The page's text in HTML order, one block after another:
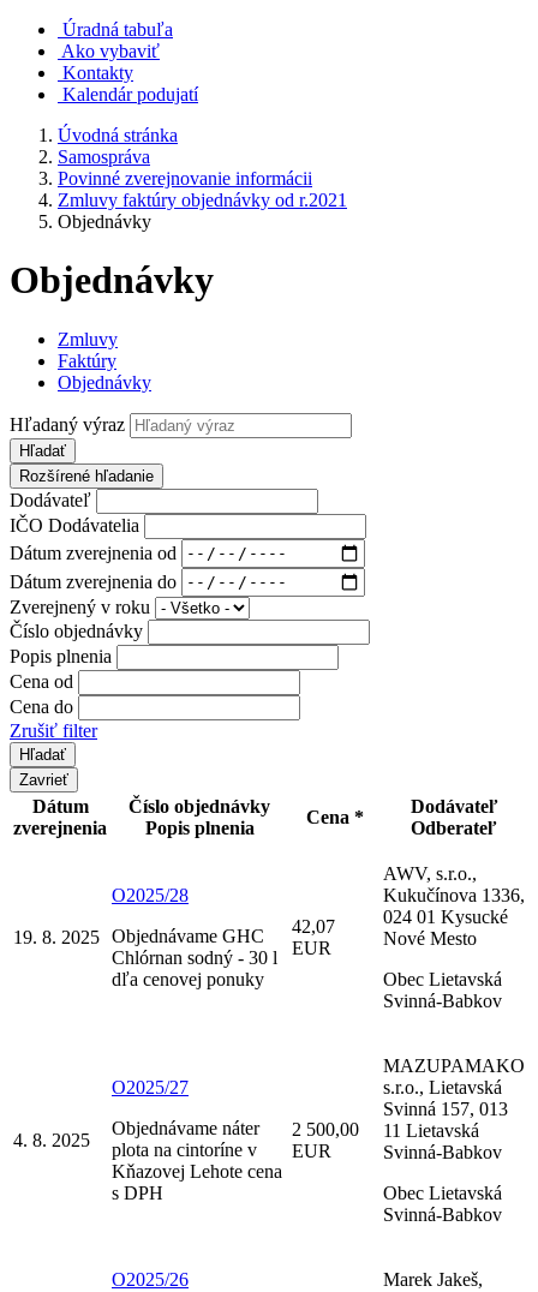
Úradná tabuľa
Ako vybaviť
Kontakty
Kalendár podujatí
Úvodná stránka
Samospráva
Povinné zverejnovanie informácii
Zmluvy faktúry objednávky od r.2021
Objednávky
Objednávky
Zmluvy
Faktúry
Objednávky
Hľadaný výraz
Hľadať
Rozšírené hľadanie
Dodávateľ
IČO Dodávatelia
Dátum zverejnenia od
Dátum zverejnenia do
Zverejnený v roku
Číslo objednávky
Popis plnenia
Cena od
Cena do
Zrušiť filter
Zavrieť
Dátum
zverejnenia
Číslo objednávky
Popis plnenia
Cena *
Dodávateľ
Odberateľ
19. 8. 2025
O2025/28
Objednávame GHC
Chlórnan sodný - 30 l
dľa cenovej ponuky
42,07
EUR
AWV, s.r.o.,
Kukučínova 1336,
024 01 Kysucké
Nové Mesto
Obec Lietavská
Svinná-Babkov
4. 8. 2025
O2025/27
Objednávame náter
plota na cintoríne v
Kňazovej Lehote cena
s DPH
2 500,00
EUR
MAZUPAMAKO
s.r.o., Lietavská
Svinná 157, 013
11 Lietavská
Svinná-Babkov
Obec Lietavská
Svinná-Babkov
O2025/26
Marek Jakeš,